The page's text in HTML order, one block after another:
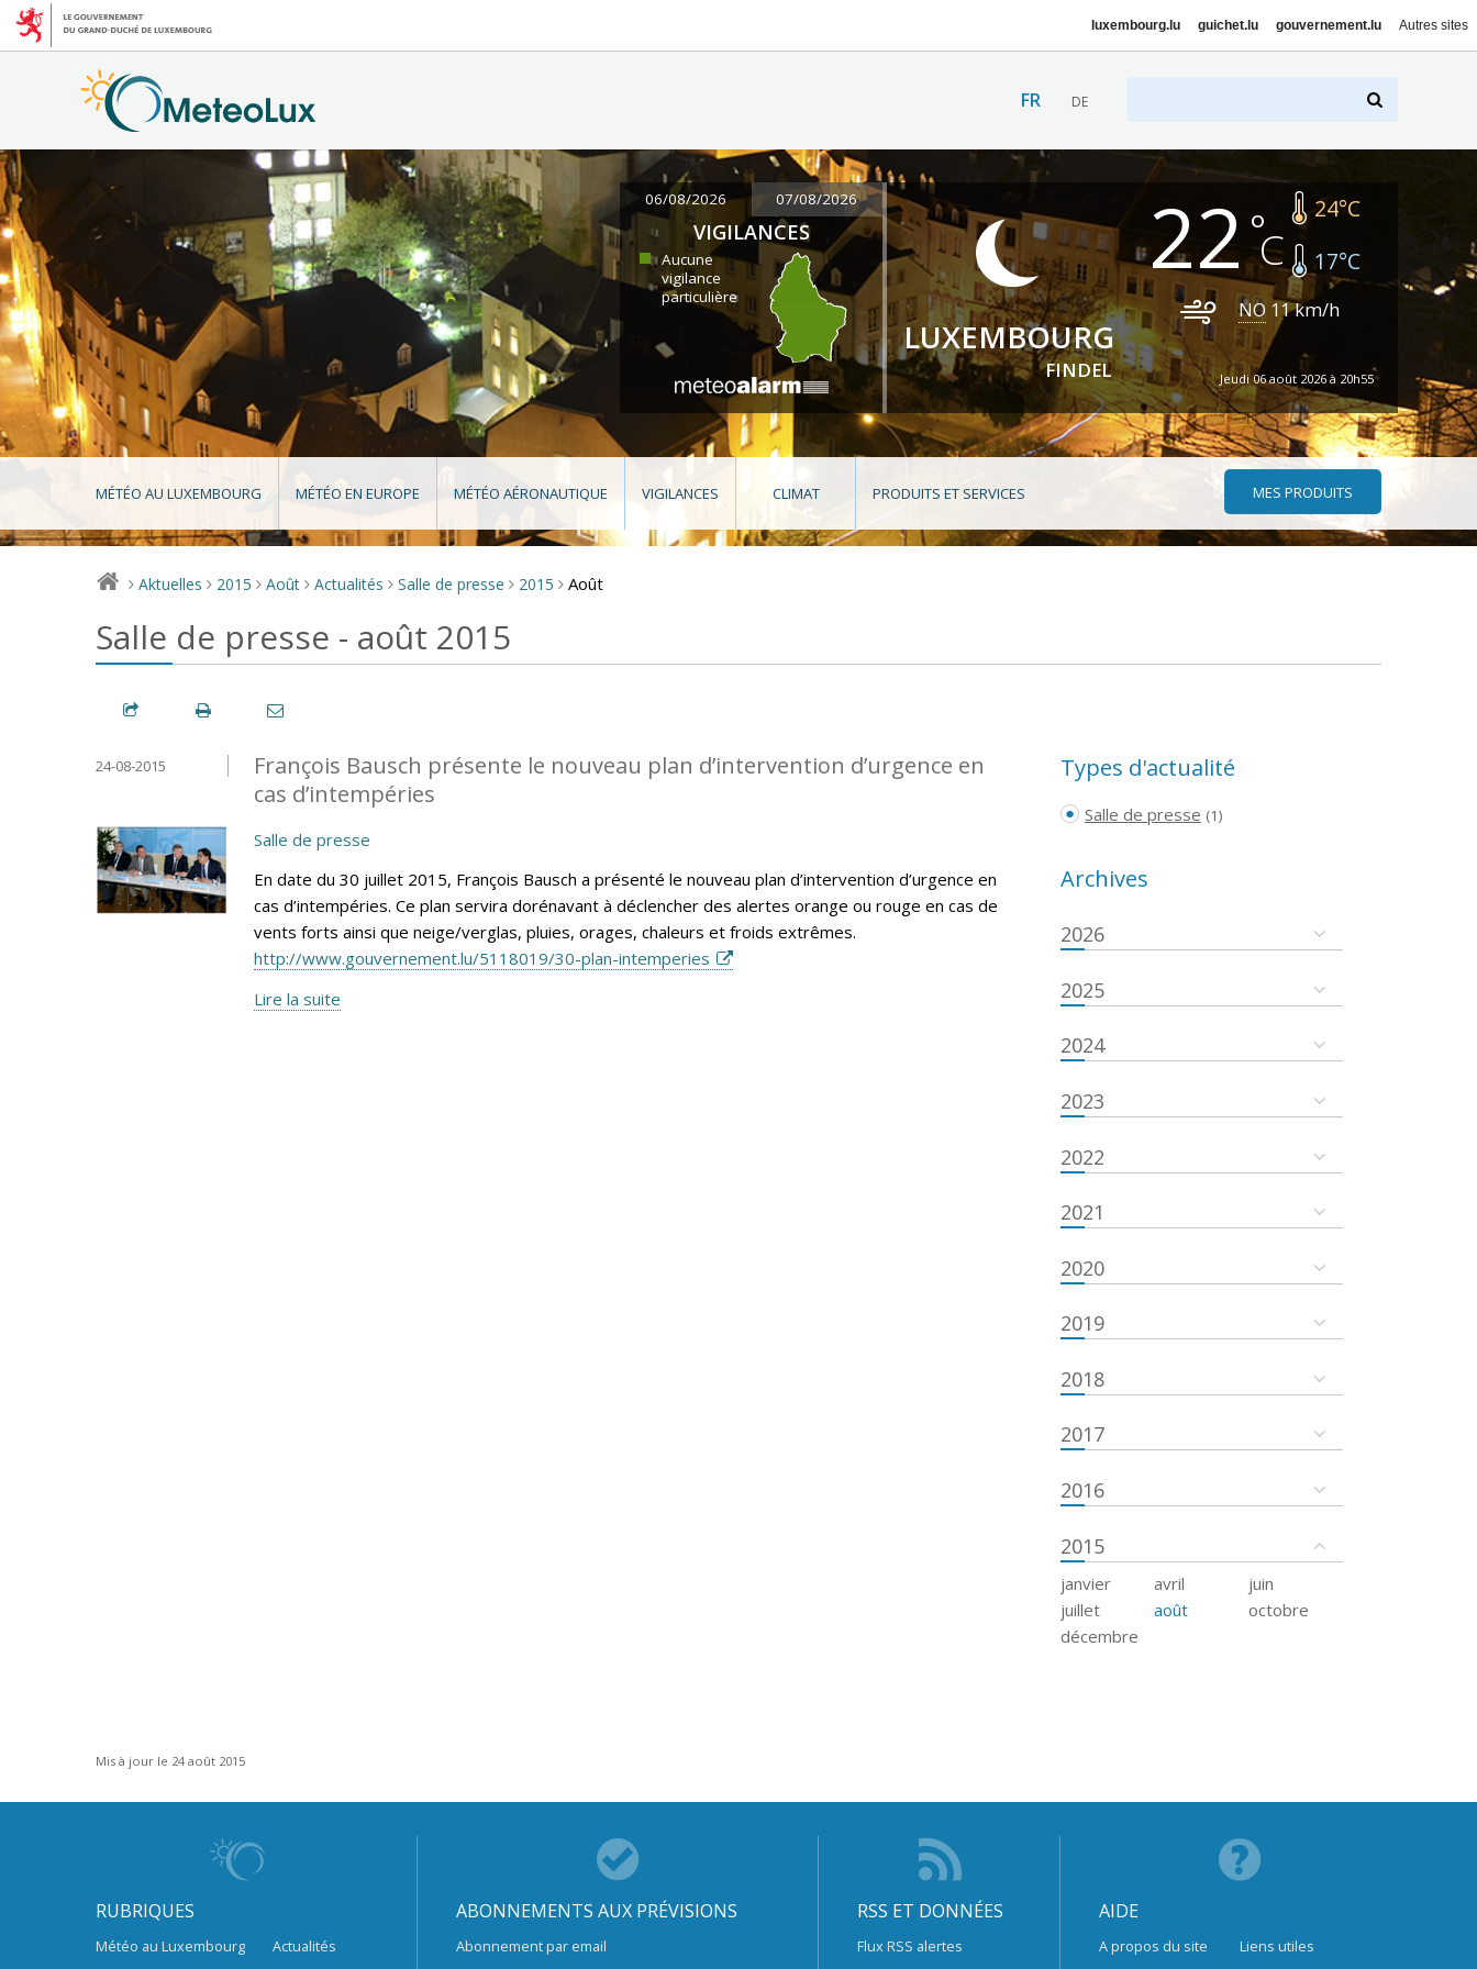
luxembourg.lu guichet.lu gouvernement.lu Autres sites
FR DE
06/08/2026 07/08/2026
VIGILANCES
Aucune
vigilance
particulière
LUXEMBOURG
FINDEL
22 24°C
17°C
NO 11km/h
Jeudi 06 août 2026 à 20h55
MÉTÉO AU LUXEMBOURG MÉTÉO EN EUROPE MÉTÉO AÉRONAUTIQUE VIGILANCES CLIMAT PRODUITS ET SERVICES MES PRODUITS
> Aktuelles > 2015 > Août > Actualités > Salle de presse > 2015 > Août
Salle de presse - août 2015
François Bausch présente le nouveau plan d’intervention d’urgence en
cas d’intempéries
24-08-2015
Salle de presse
En date du 30 juillet 2015, François Bausch a présenté le nouveau plan d’intervention d’urgence en
cas d’intempéries. Ce plan servira dorénavant à déclencher des alertes orange ou rouge en cas de
vents forts ainsi que neige/verglas, pluies, orages, chaleurs et froids extrêmes.
http://www.gouvernement.lu/5118019/30-plan-intemperies
Lire la suite
Types d'actualité
Salle de presse (1)
Archives
2026
2025
2024
2023
2022
2021
2020
2019
2018
2017
2016
2015
janvier avril
juin
juillet
août
octobre
décembre
Mis à jour le 24 août 2015
RUBRIQUES
Météo au Luxembourg Actualités
ABONNEMENTS AUX PRÉVISIONS
Abonnement par email
RSS ET DONNÉES
Flux RSS alertes
AIDE
A propos du site Liens utiles